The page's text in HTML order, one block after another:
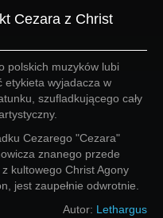
Cezara z Christ
polskich muzyków lubi
etykieta wyjadacza w
szufladkującego cały
Cezarego "Cezara"
znanego przede
kultowego Christ Agony
jest zaupełnie odwrotnie.
Autor: Lethargus